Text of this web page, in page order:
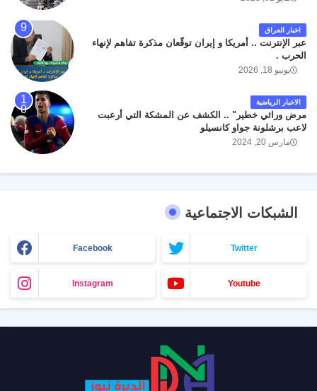
اخبار العراق
عبر الإنترنت .. أمريكا و إيران توقّعان مذكرة تفاهم لإنهاء
الحرب .
يونيو 18, 2026
الاخبار الرياضية
مرض وراثي خطير" .. الكشف عن المشكة التي أرعبت
لاعب برشلونة جواو كانسيلو
مارس 20, 2024
الشبكات الاجتماعية
Facebook Twitter
Instagram Youtube